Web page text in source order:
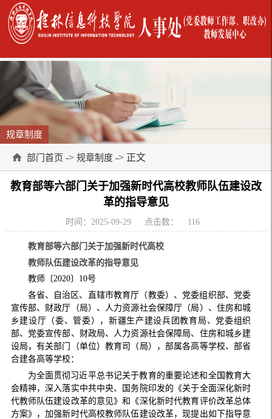
规章制度
部门首页 -> 规章制度 -> 正文
教育部等六部门关于加强新时代高校教师队伍建设改
革的指导意见
时间：2025-09-29 点击数： 116
教育部等六部门关于加强新时代高校
教师队伍建设改革的指导意见
教师〔2020〕10号
各省、自治区、直辖市教育厅（教委）、党委组织部、党委
宣传部、财政厅（局）、人力资源社会保障厅（局）、住房和城
乡建设厅（委、管委），新疆生产建设兵团教育局、党委组织
部、党委宣传部、财政局、人力资源社会保障局、住房和城乡建
设局，有关部门（单位）教育司（局），部属各高等学校、部省
合建各高等学校：
为全面贯彻习近平总书记关于教育的重要论述和全国教育大
会精神，深入落实中共中央、国务院印发的《关于全面深化新时
代教师队伍建设改革的意见》和《深化新时代教育评价改革总体
方案》，加强新时代高校教师队伍建设改革，现提出如下指导意